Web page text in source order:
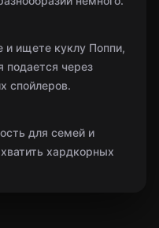
и ищете куклу Поппи,
подается через
спойлеров.
для семей и
хардкорных